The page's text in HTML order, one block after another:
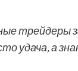
трейдеры
удача, а